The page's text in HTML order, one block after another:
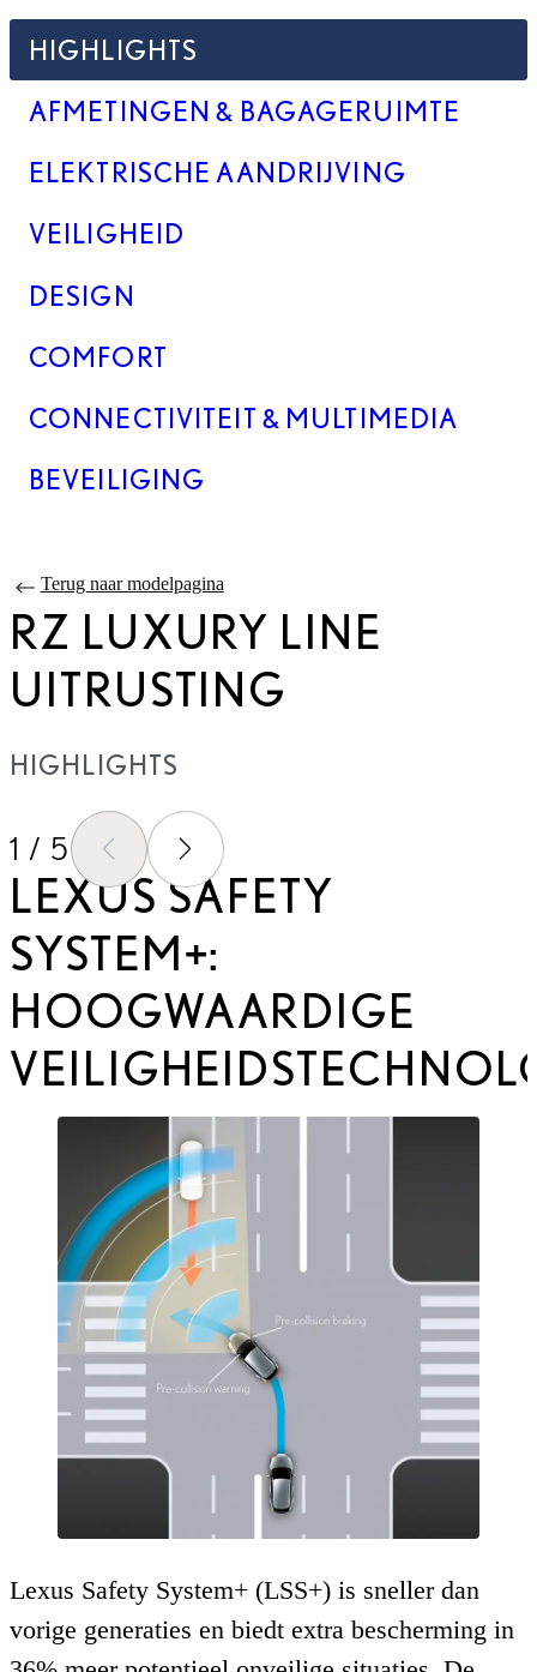
HIGHLIGHTS
AFMETINGEN & BAGAGERUIMTE
ELEKTRISCHE AANDRIJVING
VEILIGHEID
DESIGN
COMFORT
CONNECTIVITEIT & MULTIMEDIA
BEVEILIGING
Terug naar modelpagina
RZ LUXURY LINE
UITRUSTING
HIGHLIGHTS
LEXUS SAFETY
SYSTEM+:
HOOGWAARDIGE
Lexus Safety System+ (LSS+) is sneller dan
vorige generaties en biedt extra bescherming in
1 / 5 VORIGE SLIDEVOLGENDE SLIDE